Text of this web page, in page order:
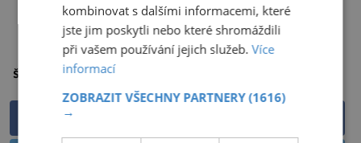
PŘEHRÁT ČLÁNEK
Štítky: mezilidské vztahy
kombinovat s dalšími informacemi, které
jste jim poskytli nebo které shromáždili
při vašem používání jejich služeb.Více
informací
ZOBRAZIT VŠECHNY PARTNERY(1616)
→